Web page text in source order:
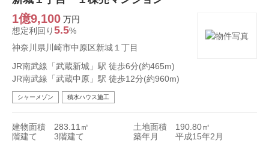
1億9,100 万円
想定利回り5.5%
神奈川県川崎市中原区新城１丁目
JR南武線「武蔵新城」駅 徒歩6分(約465m)
JR南武線「武蔵中原」駅 徒歩12分(約960m)
シャーメゾン 積水ハウス施工
建物面積 283.11㎡ 土地面積
190.80㎡
階建て
3階建て 築年月 平成15年2月